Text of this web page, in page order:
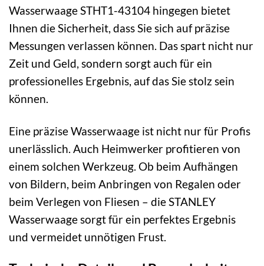
Wasserwaage STHT1-43104 hingegen bietet
Ihnen die Sicherheit, dass Sie sich auf präzise
Messungen verlassen können. Das spart nicht nur
Zeit und Geld, sondern sorgt auch für ein
professionelles Ergebnis, auf das Sie stolz sein
können.
Eine präzise Wasserwaage ist nicht nur für Profis
unerlässlich. Auch Heimwerker profitieren von
einem solchen Werkzeug. Ob beim Aufhängen
von Bildern, beim Anbringen von Regalen oder
beim Verlegen von Fliesen – die STANLEY
Wasserwaage sorgt für ein perfektes Ergebnis
und vermeidet unnötigen Frust.